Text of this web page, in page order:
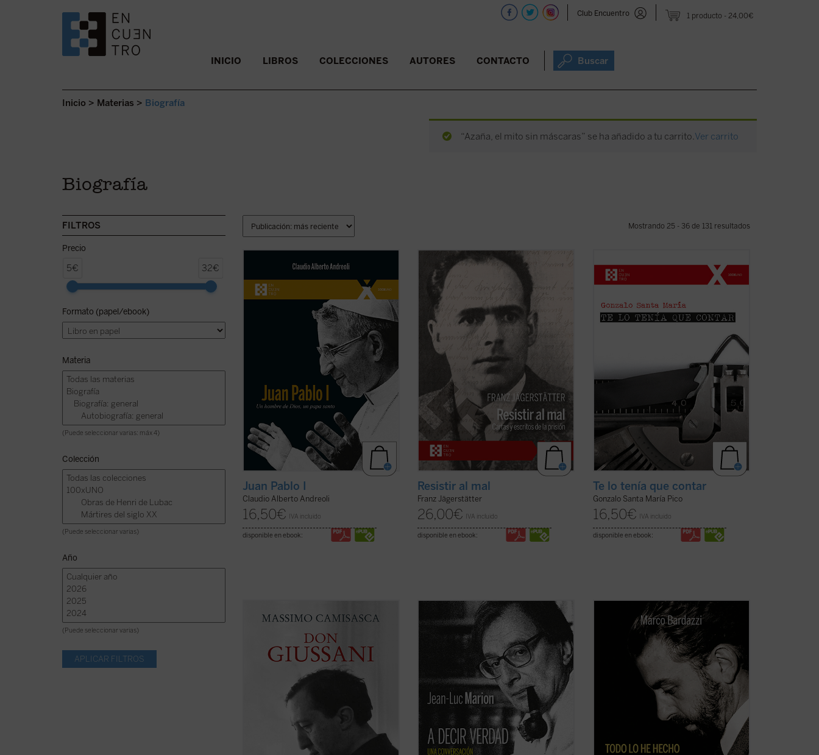
1 producto 24,00€
Club Encuentro
SALTAR AL CONTENIDO. INICIO LIBROS COLECCIONES AUTORES CONTACTO Buscar
Inicio > Materias > Biografía
“Azaña, el mito sin máscaras” se ha añadido a tu carrito.Ver carrito
Biografía
FILTROS
Precio
5€ 32€
Formato (papel/ebook)
Materia
(Puede seleccionar varias: máx 4)
Colección
(Puede seleccionar varias)
Año
(Puede seleccionar varias)
Mostrando 25 - 36 de 131 resultados
El 4 de septiembre de 2022 fue
beatificado el Siervo de Dios Albino
Luciani, quien fue papa con el nombre de
Juan Pablo I, con uno de los pontificados
más breves de la historia. El autor, que ha
tenido la gracia de conocer
personalmente al beato ...(ver ficha)
Juan Pablo I
Claudio Alberto Andreoli
16,50€ IVA incluido
disponible en ebook:
Franz Jägerstätter, campesino austriaco,
casado, padre de tres niñas y ferviente
católico, fue ejecutado en 1943 por
negarse a servir en el ejército nazi. Se
publican aquí por primera vez en
castellano todos los escritos de
Jägerstätter ...
Resistir al mal
Franz Jägerstätter
26,00€ IVA incluido
disponible en ebook:
El autor cuenta, con buena pluma y de
manera casi epistolar, la llegada a su vida
Santiago, diagnosticado con autismo—, y
otros muchos acontecimientos
enmarcados en la historia reciente de
Te lo tenía que contar
Gonzalo Santa María Pico
16,50€ IVA incluido
disponible en ebook:
Don Luigi Giussani fue uno de los más
obra, escrita por uno de sus más
estrechos colaboradores a lo largo de
cuarenta años, conforma una sintética
biografía espiritual que permite conocer
con precisión ...
¿Hacia dónde va el mundo? ¿Cuál es el
estado de la Iglesia? ¿Qué futuro tiene
Europa? Estas son algunas de las
preguntas formuladas por el periodista
especializado en el mundo de la cultura
Paul-François Paoli a las que Jean-Luc
Marion ...(ver ficha)
En mayo de 1999, 7.000 personas
abarrotaron la basílica de San Petronio
en Bolonia para dar su último adiós a
Enzo Piccinini, cirujano del hospital de
Sant'Orsola. ¿Quién era este joven
médico que había sido capaz de dejar
una huella tan ...(ver ficha)